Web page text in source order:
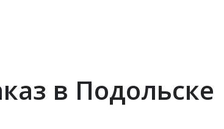
в Подольске